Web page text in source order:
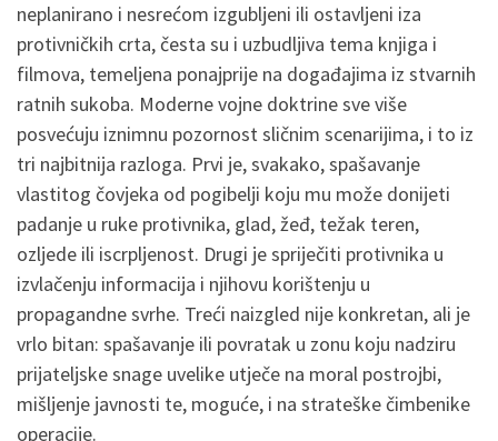
neplanirano i nesrećom izgubljeni ili ostavljeni iza
protivničkih crta, česta su i uzbudljiva tema knjiga i
filmova, temeljena ponajprije na događajima iz stvarnih
ratnih sukoba. Moderne vojne doktrine sve više
posvećuju iznimnu pozornost sličnim scenarijima, i to iz
tri najbitnija razloga. Prvi je, svakako, spašavanje
vlastitog čovjeka od pogibelji koju mu može donijeti
padanje u ruke protivnika, glad, žeđ, težak teren,
ozljede ili iscrpljenost. Drugi je spriječiti protivnika u
izvlačenju informacija i njihovu korištenju u
propagandne svrhe. Treći naizgled nije konkretan, ali je
vrlo bitan: spašavanje ili povratak u zonu koju nadziru
prijateljske snage uvelike utječe na moral postrojbi,
mišljenje javnosti te, moguće, i na strateške čimbenike
operacije.